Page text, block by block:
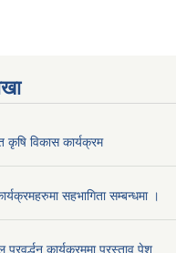
कृषि विकास कार्यक्रम
सहभागिता सम्बन्धमा ।
कार्यक्रममा प्रस्ताव पेश